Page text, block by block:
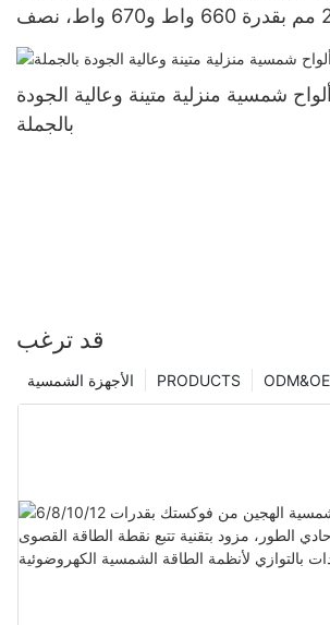
البلورة 210 مم بقدرة 660 واط و670 واط، نصف
شمسية منزلية متينة وعالية الجودة
بالجملة
قد ترغب
PRODUCTS الأجهزة الشمسية